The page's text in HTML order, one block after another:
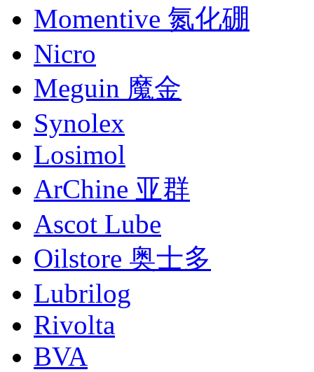
Momentive 氮化硼
Nicro
Meguin 魔金
Synolex
Losimol
ArChine 亚群
Ascot Lube
Oilstore 奥士多
Lubrilog
Rivolta
BVA